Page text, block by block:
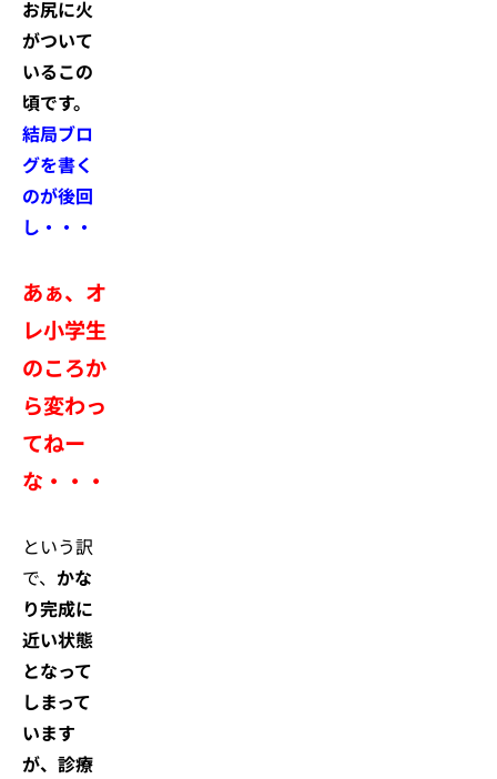
お尻に火
がついて
いるこの
頃です。
結局ブロ
グを書く
のが後回
し・・・
あぁ、オ
レ小学生
のころか
ら変わっ
てねー
な・・・
という訳
で、 かな
り完成に
近い状態
となって
しまって
います
が、診療